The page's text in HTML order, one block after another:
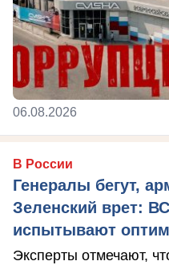
06.08.2026
В России
Генералы бегут,
Зеленский врет:
испытывают
Эксперты отмечают,